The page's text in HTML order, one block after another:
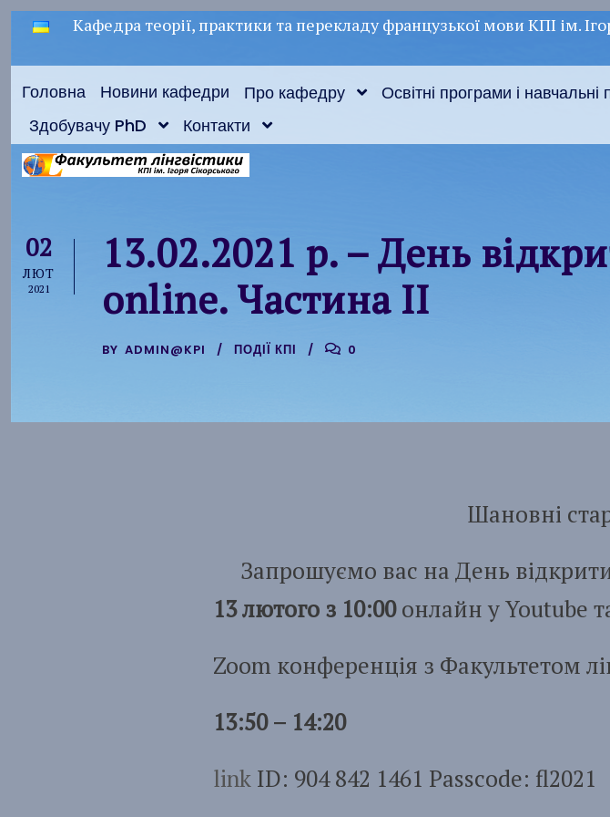
Кафедра теорії, практики та перекладу французької мови КПІ ім.
Головна Новини кафедри Про кафедру Освітні програми і навчальні
Здобувачу PhD
Контакти
02
ЛЮТ
2021
13.02.2021 р. – День
online. Частина II
BY ADMIN@KPI ПОДІЇ КПІ 0
Шановні
Запрошуємо вас на День
13 лютого з 10:00онлайн у Youtube
Zoom конференція з Факультетом
13:50 – 14:20
link ID: 904 842 1461 Passcode: fl2021